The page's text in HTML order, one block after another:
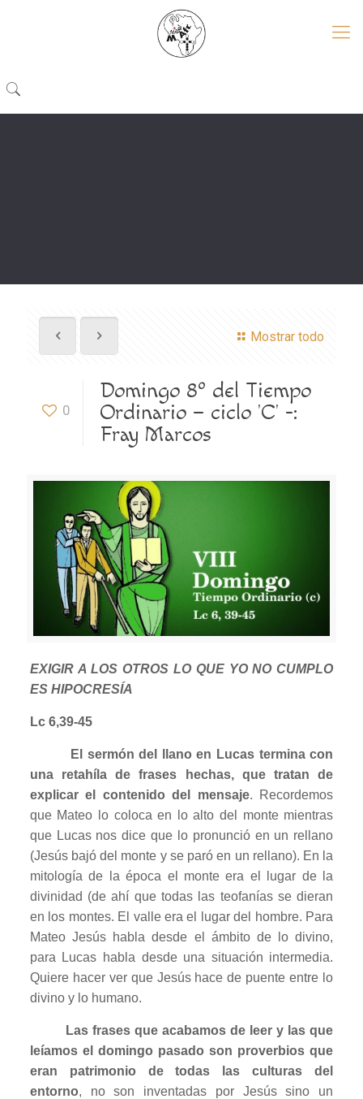
Mostrar todo
0
Domingo 8º del Tiempo
Ordinario – ciclo ’C’ -:
Fray Marcos
EXIGIR A LOS OTROS LO QUE YO NO CUMPLO
ES HIPOCRESÍA
Lc 6,39-45
El sermón del llano en Lucas termina con
una retahíla de frases hechas, que tratan de
explicar el contenido del mensaje. Recordemos
que Mateo lo coloca en lo alto del monte mientras
que Lucas nos dice que lo pronunció en un rellano
(Jesús bajó del monte y se paró en un rellano). En la
mitología de la época el monte era el lugar de la
divinidad (de ahí que todas las teofanías se dieran
en los montes. El valle era el lugar del hombre. Para
Mateo Jesús habla desde el ámbito de lo divino,
para Lucas habla desde una situación intermedia.
Quiere hacer ver que Jesús hace de puente entre lo
divino y lo humano.
Las frases que acabamos de leer y las que
leíamos el domingo pasado son proverbios que
eran patrimonio de todas las culturas del
entorno, no son inventadas por Jesús sino un